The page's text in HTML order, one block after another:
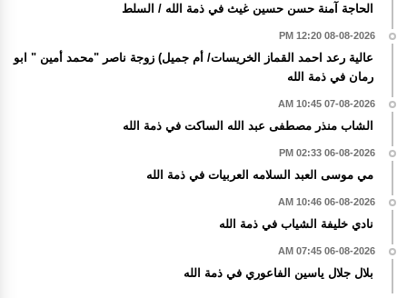
الحاجة آمنة حسن حسين غيث في ذمة الله / السلط
08-08-2026 12:20 PM
عالية رعد احمد القماز الخريسات/ أم جميل) زوجة ناصر "محمد أمين " ابو
رمان في ذمة الله
07-08-2026 10:45 AM
الشاب منذر مصطفى عبد الله الساكت في ذمة الله
06-08-2026 02:33 PM
مي موسى العبد السلامه العربيات في ذمة الله
06-08-2026 10:46 AM
نادي خليفة الشياب في ذمة الله
06-08-2026 07:45 AM
بلال جلال ياسين الفاعوري في ذمة الله